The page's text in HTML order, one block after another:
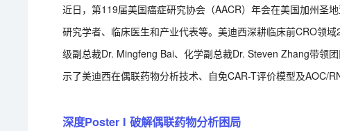
近日，第119届美国癌症研究协会（AACR）年会在美国加州圣
研究学者、临床医生和产业代表等。美迪西深耕临床前CRO领
级副总裁Dr. Mingfeng Bai、化学副总裁Dr. Steven Zhang带领
示了美迪西在偶联药物分析技术、自免CAR-T评价模型及AOC/
深度Poster I 破解偶联药物分析困局